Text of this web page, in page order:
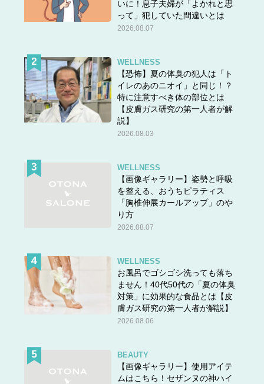
スポンサーリンク
▶▶次のページ：更年期「去年の服が似合わなくな
る…？」驚きの現象って 後編
前の話＜＜＜
◆『マンガ100人の更年期』が電子書籍になりました！◆
いに！息子夫婦が「よかれと思
って」犯していた間違いとは
2026.08.07
WELLNESS
【恐怖】夏の体臭の犯人は「ト
イレのあのニオイ」と同じ！？
特に注意すべき体の部位とは
【皮膚ガス研究の第一人者が解
説】
2026.08.03
WELLNESS
【画像ギャラリー】姿勢と呼吸
を整える、おうちピラティス
「胸椎伸展カールアップ」のや
り方
2026.08.07
WELLNESS
お風呂でゴシゴシ洗っても落ち
ません！40代50代の「夏の体臭
対策」に効果的な食品とは【皮
膚ガス研究の第一人者が解説】
2026.08.06
BEAUTY
【画像ギャラリー】使用アイテ
ムはこちら！セザンヌの神ハイ